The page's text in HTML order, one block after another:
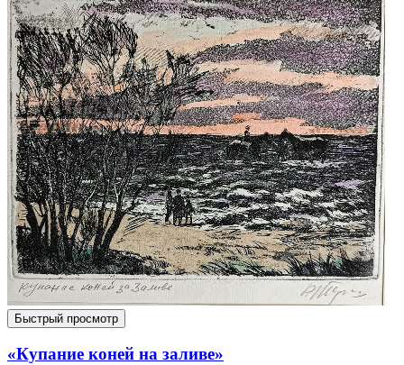
Быстрый просмотр
«Купание коней на заливе»